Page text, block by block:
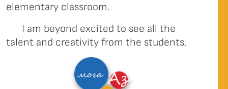
elementary classroom.
I am beyond excited to see all the
talent and creativity from the students.